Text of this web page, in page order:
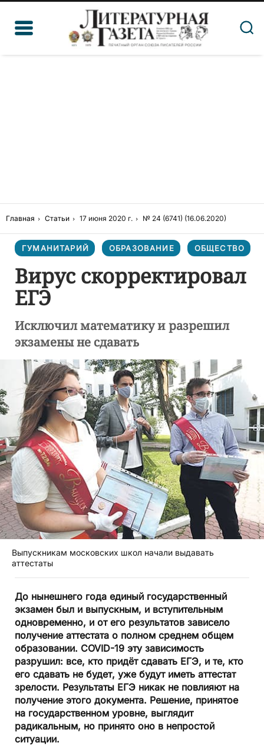
Главная Статьи 17 июня 2020 г. № 24 (6741) (16.06.2020)
ГУМАНИТАРИЙ ОБРАЗОВАНИЕ ОБЩЕСТВО
Вирус скорректировал
ЕГЭ
Исключил математику и разрешил
экзамены не сдавать
Выпускникам московских школ начали выдавать
аттестаты
До нынешнего года единый государственный
экзамен был и выпускным, и вступительным
одновременно, и от его результатов зависело
получение аттестата о полном среднем общем
образовании. COVID-19 эту зависимость
разрушил: все, кто придёт сдавать ЕГЭ, и те, кто
его сдавать не будет, уже будут иметь аттестат
зрелости. Результаты ЕГЭ никак не повлияют на
получение этого документа. Решение, принятое
на государственном уровне, выглядит
радикальным, но принято оно в непростой
ситуации.